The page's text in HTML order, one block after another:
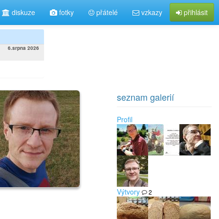
diskuze fotky přátelé vzkazy přihlásit
6.srpna 2026
seznam galerií
Profil
Výtvory 2